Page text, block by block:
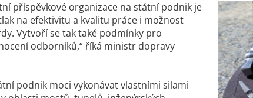
příspěvkové organizace na státní podnik je
na efektivitu a kvalitu práce i možnost
Vytvoří se tak také podmínky pro
odborníků,“ říká ministr dopravy
podnik moci vykonávat vlastními silami